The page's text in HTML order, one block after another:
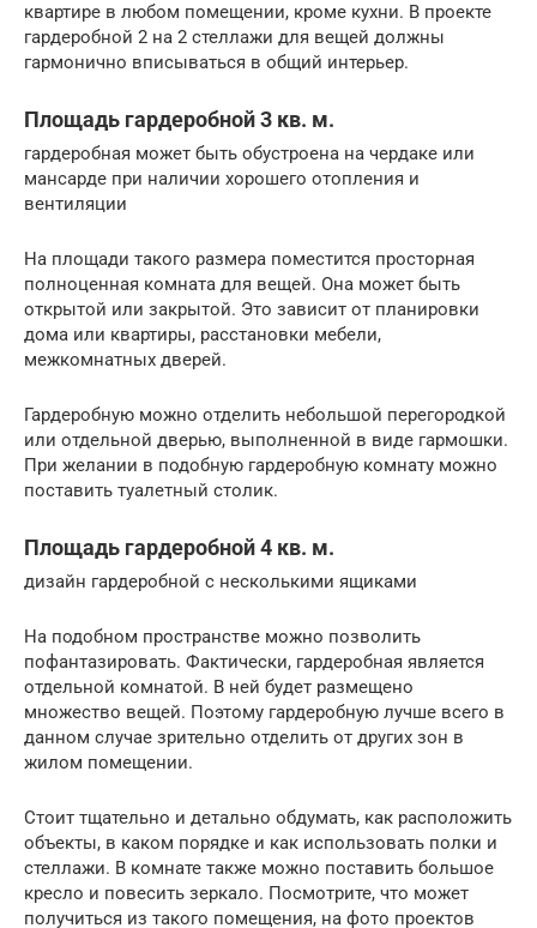
квартире в любом помещении, кроме кухни. В проекте
гардеробной 2 на 2 стеллажи для вещей должны
гармонично вписываться в общий интерьер.
Площадь гардеробной 3 кв. м.
гардеробная может быть обустроена на чердаке или
мансарде при наличии хорошего отопления и
вентиляции
На площади такого размера поместится просторная
полноценная комната для вещей. Она может быть
открытой или закрытой. Это зависит от планировки
дома или квартиры, расстановки мебели,
межкомнатных дверей.
Гардеробную можно отделить небольшой перегородкой
или отдельной дверью, выполненной в виде гармошки.
При желании в подобную гардеробную комнату можно
поставить туалетный столик.
Площадь гардеробной 4 кв. м.
дизайн гардеробной с несколькими ящиками
На подобном пространстве можно позволить
пофантазировать. Фактически, гардеробная является
отдельной комнатой. В ней будет размещено
множество вещей. Поэтому гардеробную лучше всего в
данном случае зрительно отделить от других зон в
жилом помещении.
Стоит тщательно и детально обдумать, как расположить
объекты, в каком порядке и как использовать полки и
стеллажи. В комнате также можно поставить большое
кресло и повесить зеркало. Посмотрите, что может
получиться из такого помещения, на фото проектов